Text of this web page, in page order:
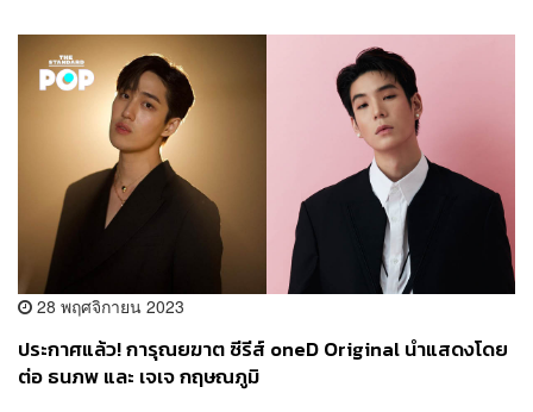
28 พฤศจิกายน 2023
ประกาศแล้ว! การุณยฆาต ซีรีส์ oneD Original นำแสดงโดย
ต่อ ธนภพ และ เจเจ กฤษณภูมิ